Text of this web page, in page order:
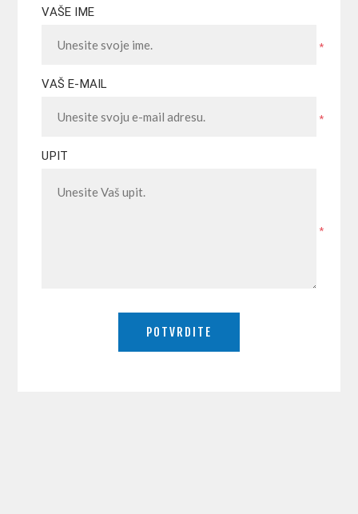
VAŠE IME
*
VAŠ E-MAIL
*
UPIT
*